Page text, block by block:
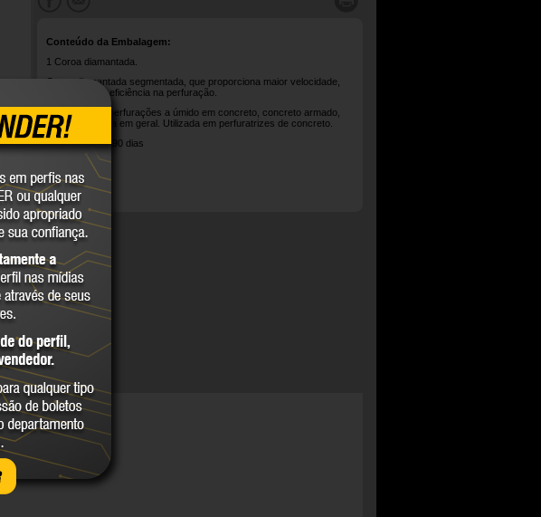
Conteúdo da Embalagem:
1 Coroa diamantada.
Coroa diamantada segmentada, que proporciona maior velocidade,
durabilidade e eficiência na perfuração.
Indicada para perfurações a úmido em concreto, concreto armado,
lajes e alvenaria em geral. Utilizada em perfuratrizes de concreto.
Garantia legal: 90 dias